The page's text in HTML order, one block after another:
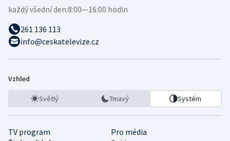
každý všední den:8:00—16:00 hodin
261 136 113
info@ceskatelevize.cz
Vzhled
Světlý Tmavý Systém
TV program
Pro média